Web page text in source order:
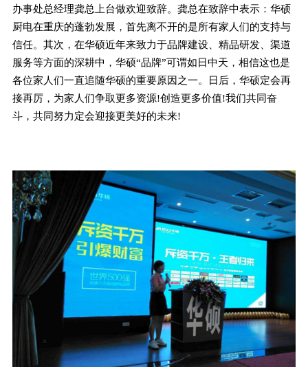
办事处总经理龚总上台做欢迎致辞。龚总在致辞中表示：华硕
厨电在重庆的蓬勃发展，首先离不开的是所有家人们的支持与
信任。其次，在华硕近年来致力于品牌建设、精品研发、渠道
服务等方面的深耕中，华硕“品牌”可谓如日中天，相信这也是
各位家人们一直追随华硕的重要原因之一。日后，华硕定会再
接再厉，为家人们争取更多资源!创造更多价值!我们共同奋
斗，共同努力定会迎接更美好的未来!